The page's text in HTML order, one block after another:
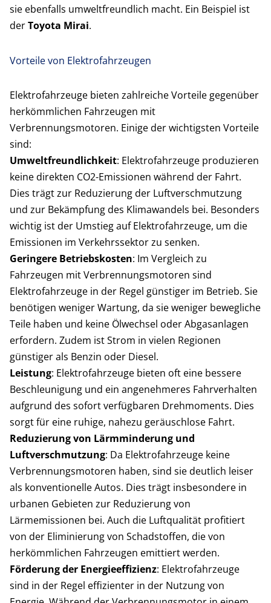
sie ebenfalls umweltfreundlich macht. Ein Beispiel ist
derToyota Mirai.
Vorteile von Elektrofahrzeugen
Elektrofahrzeuge bieten zahlreiche Vorteile gegenüber
herkömmlichen Fahrzeugen mit
Verbrennungsmotoren. Einige der wichtigsten Vorteile
sind:
Umweltfreundlichkeit: Elektrofahrzeuge produzieren
keine direkten CO2-Emissionen während der Fahrt.
Dies trägt zur Reduzierung der Luftverschmutzung
und zur Bekämpfung des Klimawandels bei. Besonders
wichtig ist der Umstieg auf Elektrofahrzeuge, um die
Emissionen im Verkehrssektor zu senken.
Geringere Betriebskosten: Im Vergleich zu
Fahrzeugen mit Verbrennungsmotoren sind
Elektrofahrzeuge in der Regel günstiger im Betrieb. Sie
benötigen weniger Wartung, da sie weniger bewegliche
Teile haben und keine Ölwechsel oder Abgasanlagen
erfordern. Zudem ist Strom in vielen Regionen
günstiger als Benzin oder Diesel.
Leistung: Elektrofahrzeuge bieten oft eine bessere
Beschleunigung und ein angenehmeres Fahrverhalten
aufgrund des sofort verfügbaren Drehmoments. Dies
sorgt für eine ruhige, nahezu geräuschlose Fahrt.
Reduzierung von Lärmminderung und
Luftverschmutzung: Da Elektrofahrzeuge keine
Verbrennungsmotoren haben, sind sie deutlich leiser
als konventionelle Autos. Dies trägt insbesondere in
urbanen Gebieten zur Reduzierung von
Lärmemissionen bei. Auch die Luftqualität profitiert
von der Eliminierung von Schadstoffen, die von
herkömmlichen Fahrzeugen emittiert werden.
Förderung der Energieeffizienz: Elektrofahrzeuge
sind in der Regel effizienter in der Nutzung von